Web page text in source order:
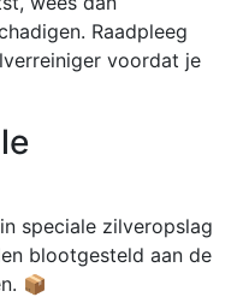
Raadpleeg
voordat je
speciale zilveropslag
blootgesteld aan de
📦